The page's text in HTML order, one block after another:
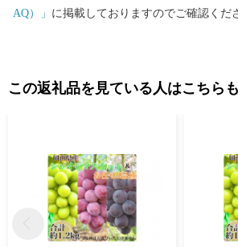
AQ）」 に掲載しておりますのでご確認くだ
この返礼品を見ている人はこちら